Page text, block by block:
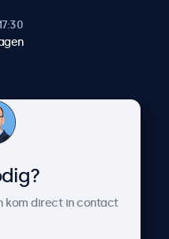
Beetronics
kom direct in contact